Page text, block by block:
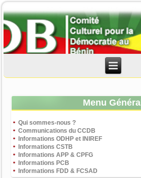
Menu Général
Qui sommes-nous ?
Communications du CCDB
Informations ODHP et INIREF
Informations CSTB
Informations APP & CPFG
Informations PCB
Informations FDD & FCSAD